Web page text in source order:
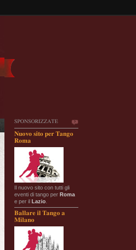
SPONSORIZZATE
Nuovo sito per Tango
Roma
Il nuovo sito con tutti gli
eventi di tango per Roma
e per il Lazio
Ballare il Tango a
Milano